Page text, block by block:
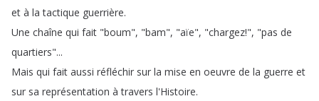
et à la tactique guerrière.
Une chaîne qui fait "boum", "bam", "aïe", "chargez!", "pas de
quartiers"...
Mais qui fait aussi réfléchir sur la mise en oeuvre de la guerre et
sur sa représentation à travers l'Histoire.